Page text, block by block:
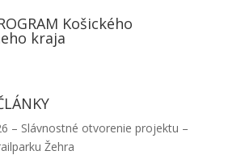
Košického
kraja
– Slávnostné otvorenie projektu –
Žehra